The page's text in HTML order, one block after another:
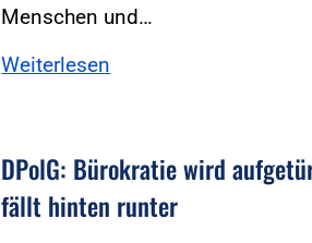
Menschen und…
Weiterlesen
DPolG: Bürokratie wird
fällt hinten runter